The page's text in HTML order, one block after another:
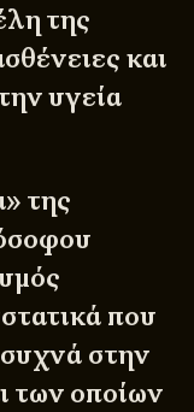
της
και
υγεία
της
που
στην
των οποίων